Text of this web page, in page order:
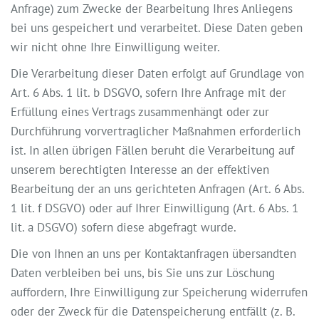
Anfrage) zum Zwecke der Bearbeitung Ihres Anliegens
bei uns gespeichert und verarbeitet. Diese Daten geben
wir nicht ohne Ihre Einwilligung weiter.
Die Verarbeitung dieser Daten erfolgt auf Grundlage von
Art. 6 Abs. 1 lit. b DSGVO, sofern Ihre Anfrage mit der
Erfüllung eines Vertrags zusammenhängt oder zur
Durchführung vorvertraglicher Maßnahmen erforderlich
ist. In allen übrigen Fällen beruht die Verarbeitung auf
unserem berechtigten Interesse an der effektiven
Bearbeitung der an uns gerichteten Anfragen (Art. 6 Abs.
1 lit. f DSGVO) oder auf Ihrer Einwilligung (Art. 6 Abs. 1
lit. a DSGVO) sofern diese abgefragt wurde.
Die von Ihnen an uns per Kontaktanfragen übersandten
Daten verbleiben bei uns, bis Sie uns zur Löschung
auffordern, Ihre Einwilligung zur Speicherung widerrufen
oder der Zweck für die Datenspeicherung entfällt (z. B.